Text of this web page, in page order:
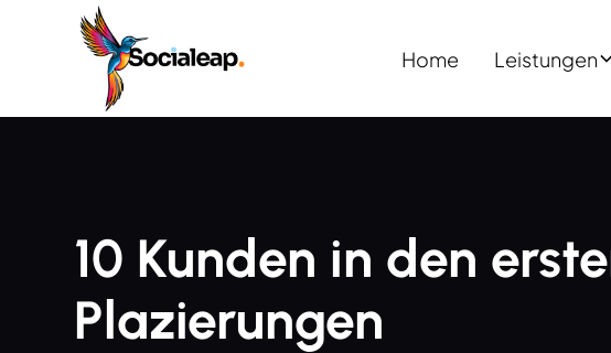
Home Leistungen
10 Kunden in den
Plazierungen